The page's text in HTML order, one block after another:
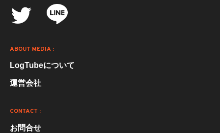
ABOUT MEDIA :
LogTubeについて
運営会社
CONTACT :
お問合せ